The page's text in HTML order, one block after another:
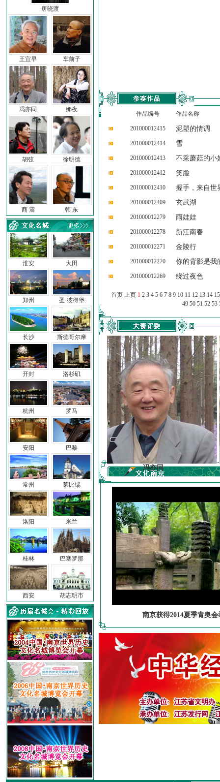
唐晓渡
王宜早 车前子
冯亦同 娜夜
胡弦 徐明德
商 震 韩 东
淮安
郑州
长沙
开封
杭州
安阳
常州
洛阳
桂林
西安
大田
圣·彼得堡
斯德哥尔摩
洛杉矶
罗马
巴黎
莱比锡
米兰
巴塞罗那
胡志明市
作品编号 作品名称
201000012415 泥塑的情调
201000012414 雪
201000012413 不采蘑菇的小
201000012412 笑脸
201000012410 握手，来自世
201000012409 玄武湖
201000012279 雨娃娃
201000012278 新江南春
201000012271 金陵行
201000012270 你的背影是我
201000012269 绕过夜色
首页 上页 1 2 3 4 5 6 7 8 9 10 11 12 13 14 15
49 50 51 52 53
子 冯亦同
南京获得2014夏季青奥会